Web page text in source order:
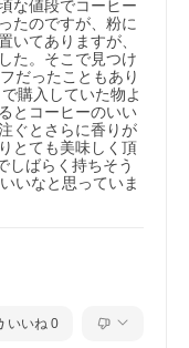
門店
して製造から出荷まで
全国へ。世界品質を目
ます。
な値段でコーヒー
たのですが、粉に
いてありますが、
た。そこで見つけ
だったこともあり
購入していた物よ
とコーヒーのいい
ぐとさらに香りが
とても美味しく頂
しばらく持ちそう
いなと思っていま
いいね 0